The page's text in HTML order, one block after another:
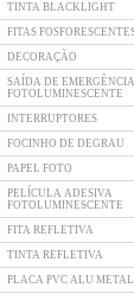
TINTA BLACKLIGHT
FITAS
DECORAÇÃO
SAÍDA DE EMERGÊNCIA
FOTOLUMINESCENTE
INTERRUPTORES
FOCINHO DE DEGRAU
PAPEL FOTO
PELÍCULA ADESIVA
FOTOLUMINESCENTE
FITA REFLETIVA
TINTA REFLETIVA
PLACA PVC ALU METAL